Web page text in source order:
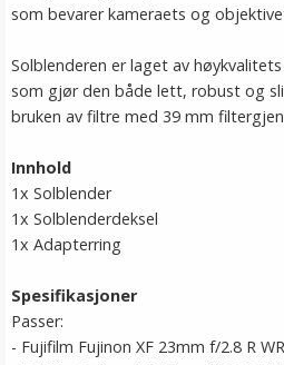
som bevarer kameraets og
Solblenderen er laget av
som gjør den både lett, robust og
bruken av filtre med 39 mm
Innhold
1x Solblender
1x Solblenderdeksel
1x Adapterring
Spesifikasjoner
Passer:
- Fujifilm Fujinon XF 23mm f/2.8 R WR